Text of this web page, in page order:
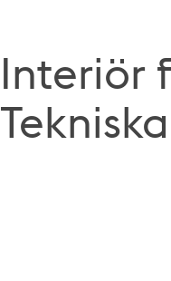
Interiör